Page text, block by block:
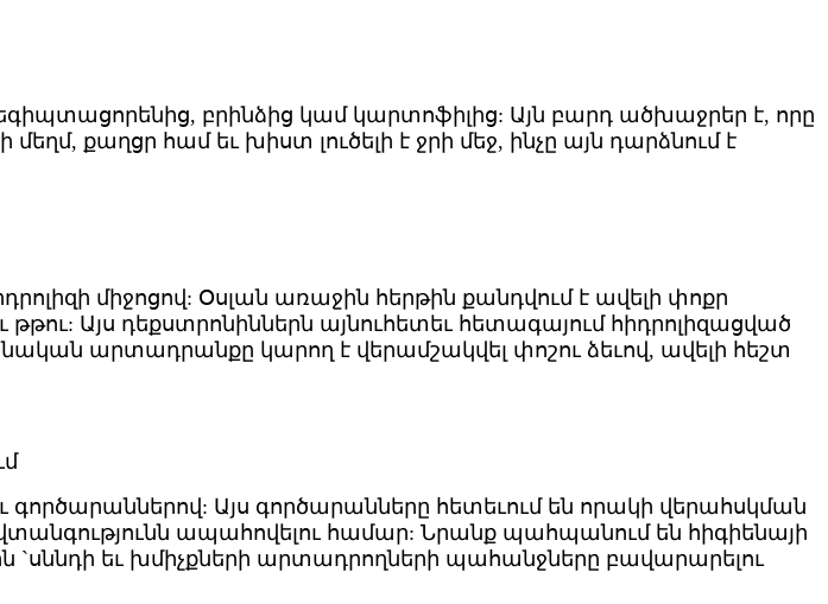
բրինձից կամ կարտոֆիլից: Այն բարդ ածխաջրեր է, որը
քաղցր համ եւ խիստ լուծելի է ջրի մեջ, ինչը այն դարձնում է
միջոցով: Օսլան առաջին հերթին քանդվում է ավելի փոքր
թթու: Այս դեքստրոնիններն այնուհետեւ հետագայում հիդրոլիզացված
արտադրանքը կարող է վերամշակվել փոշու ձեւով, ավելի հեշտ
գործարաններով: Այս գործարանները հետեւում են որակի վերահսկման
ապահովելու համար: Նրանք պահպանում են հիգիենայի
`սննդի եւ խմիչքների արտադրողների պահանջները բավարարելու